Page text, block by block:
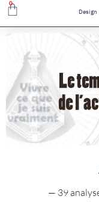
0
Design
— 39